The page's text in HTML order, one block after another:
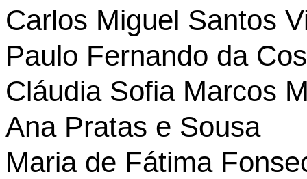
Carlos Miguel Santos
Paulo Fernando da
Cláudia Sofia Marcos
Ana Pratas e Sousa
Maria de Fátima